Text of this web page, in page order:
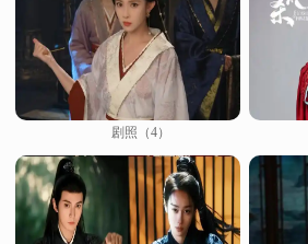
剧照（4）